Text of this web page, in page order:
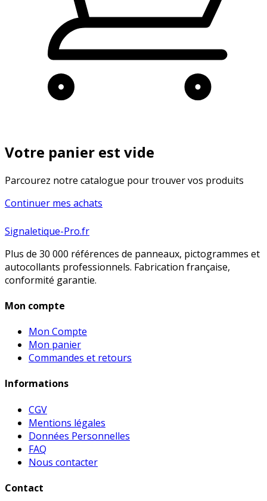
Votre panier est vide
Parcourez notre catalogue pour trouver vos produits
Continuer mes achats
Signaletique-Pro.fr
Plus de 30 000 références de panneaux, pictogrammes et
autocollants professionnels. Fabrication française,
conformité garantie.
Mon compte
Mon Compte
Mon panier
Commandes et retours
Informations
CGV
Mentions légales
Données Personnelles
FAQ
Nous contacter
Contact